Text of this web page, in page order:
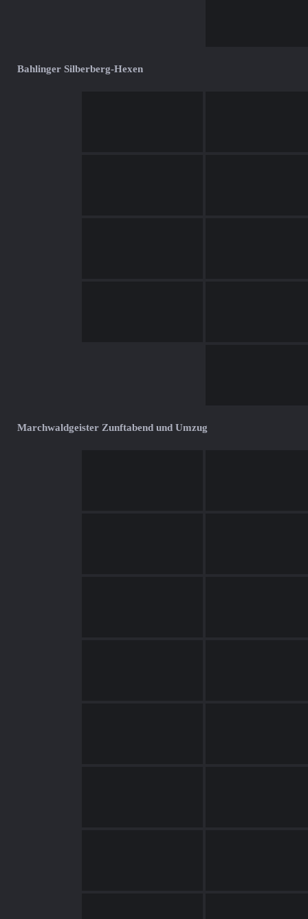
Bahlinger Silberberg-Hexen
Marchwaldgeister Zunftabend und Umzug